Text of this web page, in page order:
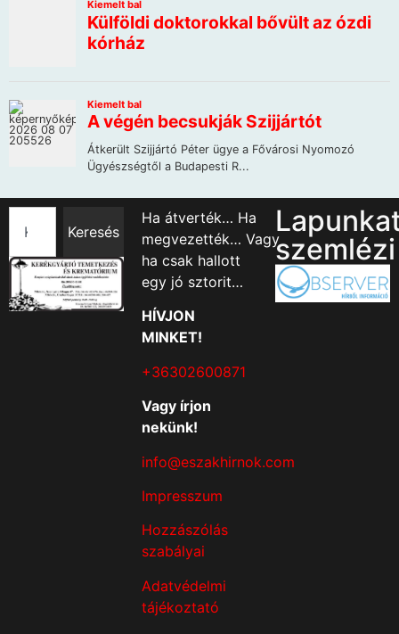
Keresés
Ha átverték… Ha
megvezették… Vagy
ha csak hallott
egy jó sztorit…
HÍVJON
MINKET!
+36302600871
Vagy írjon
nekünk!
info@eszakhirnok.com
Impresszum
Hozzászólás
szabályai
Adatvédelmi
tájékoztató
szemlézi